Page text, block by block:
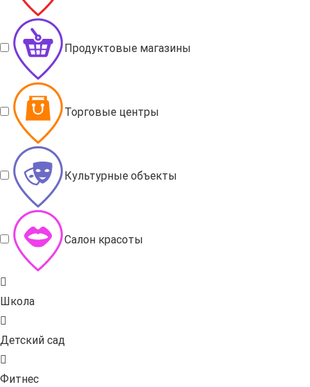
Продуктовые магазины
Торговые центры
Культурные объекты
Салон красоты
Школа
Детский сад
Фитнес